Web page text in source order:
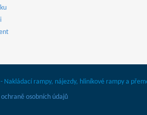
Nakládací rampy, nájezdy, hliníkové rampy a
osobních údajů